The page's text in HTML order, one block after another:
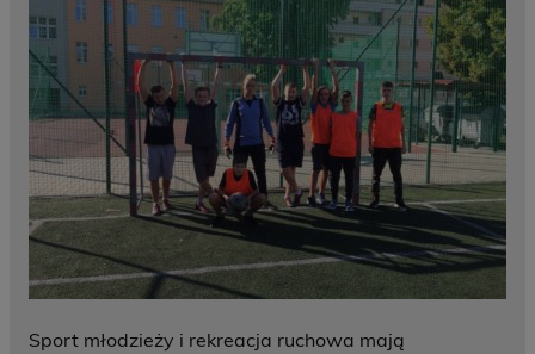
Sport młodzieży i rekreacja ruchowa mają